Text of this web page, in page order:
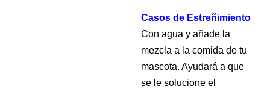
Casos de Estreñimiento
Con agua y añade la
mezcla a la comida de tu
mascota. Ayudará a que
se le solucione el